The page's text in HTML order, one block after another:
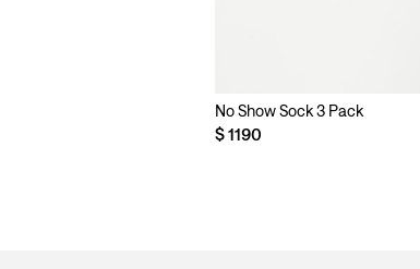
No Show Sock 3 Pack
$1190